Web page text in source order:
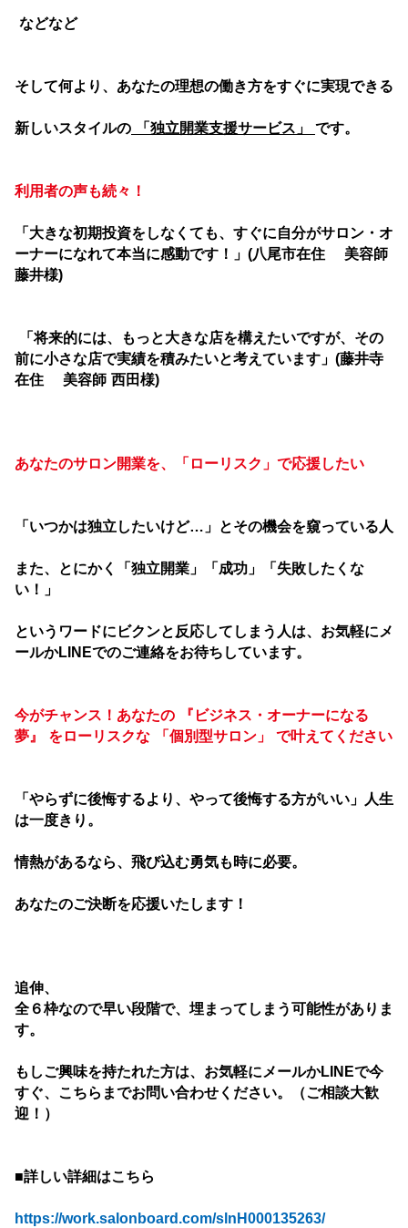
などなど
そして何より、あなたの理想の働き方をすぐに実現できる
新しいスタイルの 「独立開業支援サービス」 です。
利用者の声も続々！
「大きな初期投資をしなくても、すぐに自分がサロン・オ
ーナーになれて本当に感動です！」 (八尾市在住 美容師
藤井様)
「将来的には、もっと大きな店を構えたいですが、 その
前に小さな店で実績を積みたいと考えています」 (藤井寺
在住 美容師 西田様)
あなたのサロン開業を、「ローリスク」で応援したい
「いつかは独立したいけど…」とその機会を窺っている人
また、とにかく「独立開業」「成功」「失敗したくな
い！」
というワードにビクンと反応してしまう人は、 お気軽にメ
ールかLINEでのご連絡をお待ちしています。
今がチャンス！あなたの 『ビジネス・オーナーになる
夢』 をローリスクな 「個別型サロン」 で叶えてください
「やらずに後悔するより、やって後悔する方がいい」
人生
は一度きり。
情熱があるなら、飛び込む勇気も時に必要。
あなたのご決断を応援いたします！
追伸、
全６枠なので早い段階で、埋まってしまう可能性がありま
す。
もしご興味を持たれた方は、お気軽にメールかLINEで今
すぐ、こちらまでお問い合わせください。（ご相談大歓
迎！）
■詳しい詳細はこちら
https://work.salonboard.com/slnH000135263/